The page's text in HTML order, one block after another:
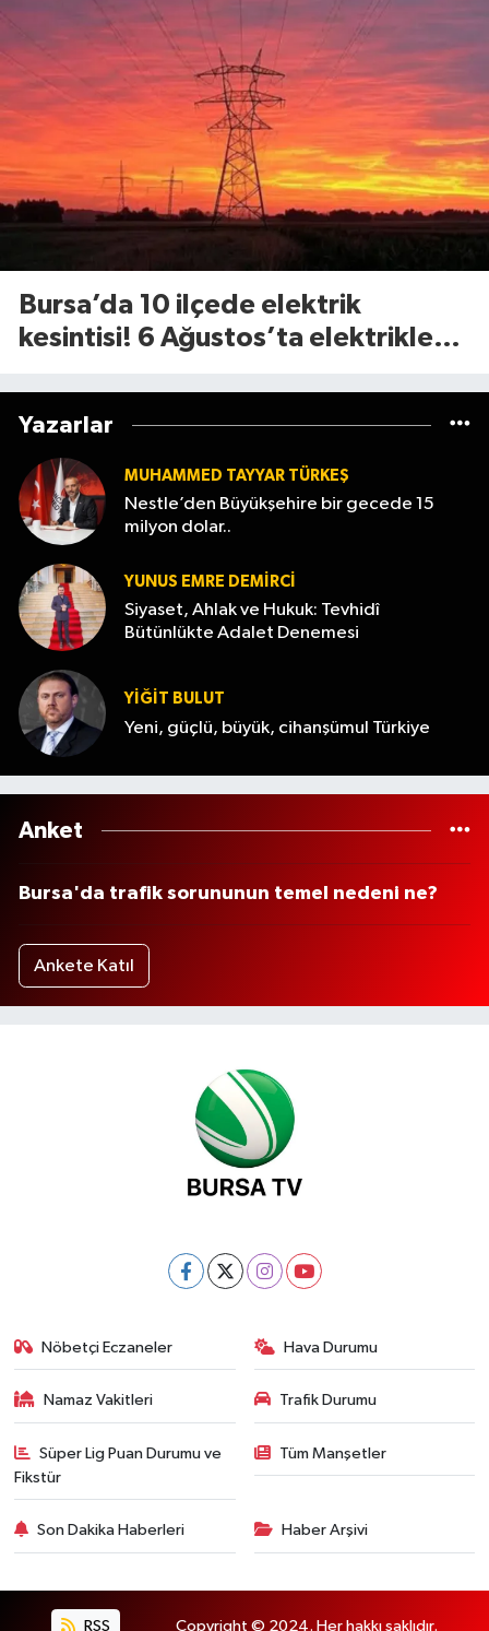
Bursa’da 10 ilçede elektrik
kesintisi! 6 Ağustos’ta elektrikler
Yazarlar
MUHAMMED TAYYAR TÜRKEŞ
Nestle’den Büyükşehire bir gecede 15
milyon dolar..
YUNUS EMRE DEMIRCI
Siyaset, Ahlak ve Hukuk: Tevhidî
Bütünlükte Adalet Denemesi
YİĞİT BULUT
Yeni, güçlü, büyük, cihanşümul Türkiye
Anket
Bursa'da trafik sorununun temel nedeni ne?
Ankete Katıl
Nöbetçi Eczaneler Hava Durumu
Namaz Vakitleri Trafik Durumu
Süper Lig Puan Durumu ve
Fikstür
Tüm Manşetler
Son Dakika Haberleri Haber Arşivi
RSS Copyright © 2024. Her hakkı saklıdır.